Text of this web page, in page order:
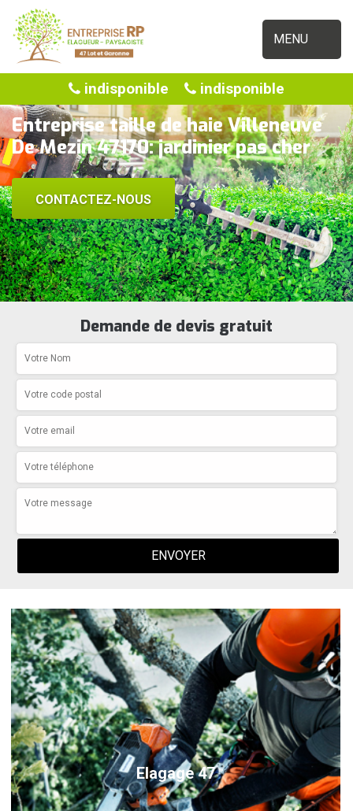
MENU
indisponible indisponible
Entreprise taille de haie Villeneuve
De Mezin 47170: jardinier pas cher
CONTACTEZ-NOUS
Demande de devis gratuit
Elagage 47